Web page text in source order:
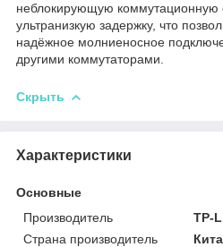
неблокирующую коммутационную
ультранизкую задержку, что
надёжное молниеносное
другими коммутаторами.
Скрыть
Характеристики
Основные
Производитель
TP-
Страна производитель